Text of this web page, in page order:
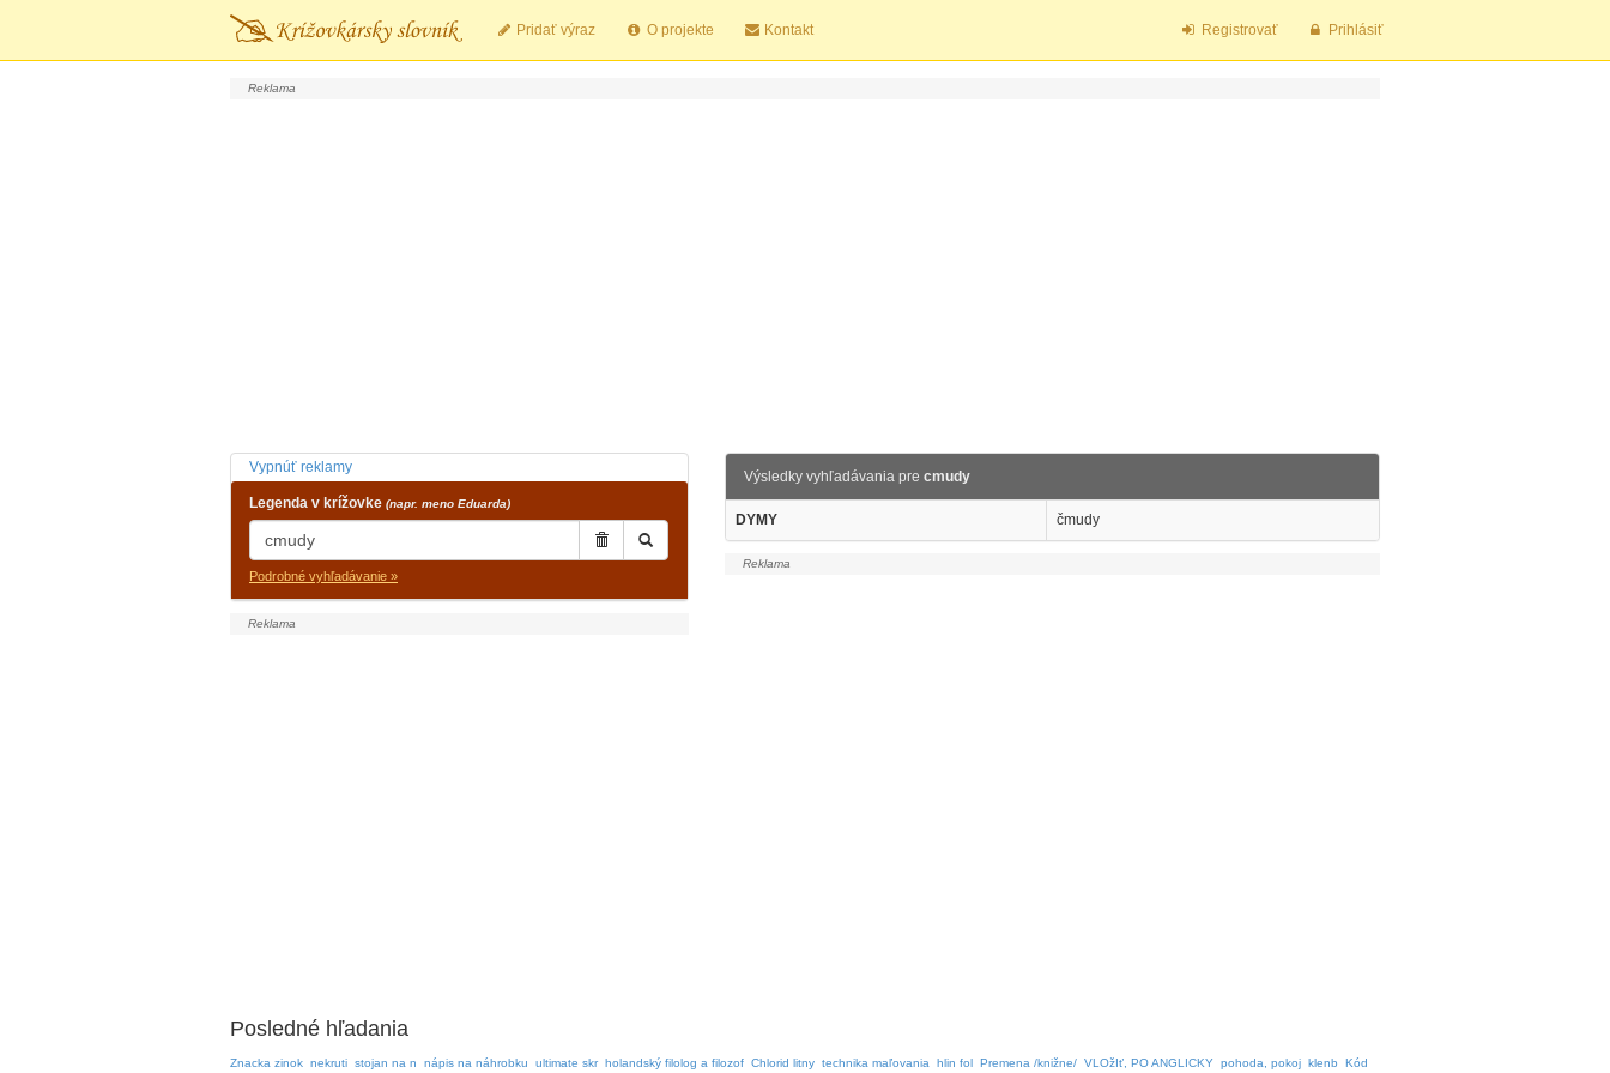
Pridať výraz O projekte Kontakt Registrovať Prihlásiť
Vypnúť reklamy
Legenda v krížovke (napr. meno Eduarda)
Podrobné vyhľadávanie »
Výsledky vyhľadávania pre cmudy
DYMY čmudy
Posledné hľadania
Znacka zinok nekruti stojan na n nápis na náhrobku ultimate skr holandský filolog a filozof Chlorid litny technika maľovania hlin fol Premena /knižne/ VLOžIť, PO ANGLICKY pohoda, pokoj klenb Kód